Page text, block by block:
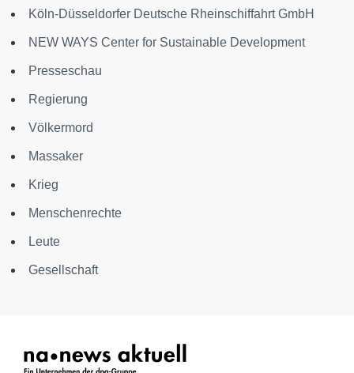
Köln-Düsseldorfer Deutsche Rheinschiffahrt GmbH
NEW WAYS Center for Sustainable Development
Presseschau
Regierung
Völkermord
Massaker
Krieg
Menschenrechte
Leute
Gesellschaft